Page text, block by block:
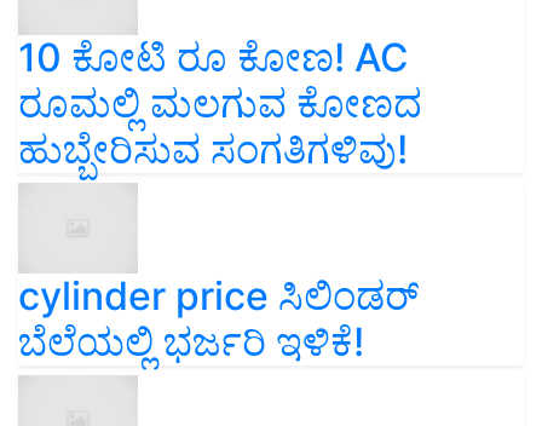
10 ಕೋಟಿ ರೂ ಕೋಣ! AC
ರೂಮಲ್ಲಿ ಮಲಗುವ ಕೋಣದ
ಹುಬ್ಬೇರಿಸುವ ಸಂಗತಿಗಳಿವು!
cylinder price ಸಿಲಿಂಡರ್‌
ಬೆಲೆಯಲ್ಲಿ ಭರ್ಜರಿ ಇಳಿಕೆ!